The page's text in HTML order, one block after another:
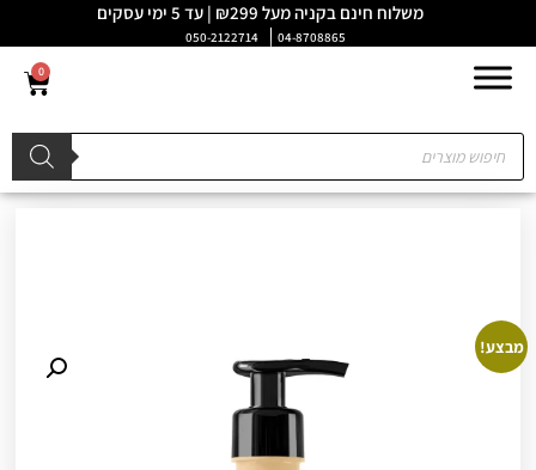
משלוח חינם בקניה מעל ₪299 | עד 5 ימי עסקים
04-8708865
050-2122714
0
מבצע!